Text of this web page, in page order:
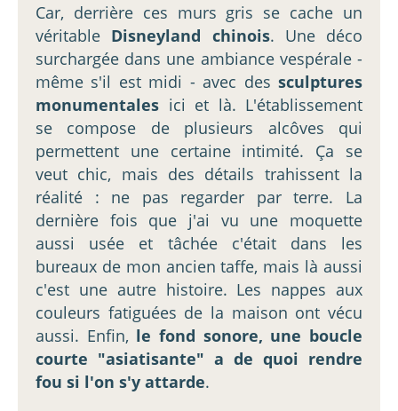
Car, derrière ces murs gris se cache un
véritable Disneyland chinois. Une déco
surchargée dans une ambiance vespérale -
même s'il est midi - avec des sculptures
monumentales ici et là. L'établissement
se compose de plusieurs alcôves qui
permettent une certaine intimité. Ça se
veut chic, mais des détails trahissent la
réalité : ne pas regarder par terre. La
dernière fois que j'ai vu une moquette
aussi usée et tâchée c'était dans les
bureaux de mon ancien taffe, mais là aussi
c'est une autre histoire. Les nappes aux
couleurs fatiguées de la maison ont vécu
aussi. Enfin, le fond sonore, une boucle
courte "asiatisante" a de quoi rendre
fou si l'on s'y attarde.